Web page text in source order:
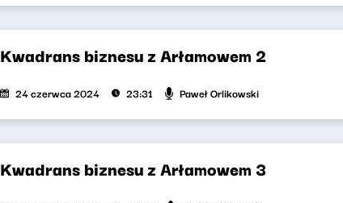
Kwadrans biznesu z Arłamowem 2
24 czerwca 2024 23:31 Paweł Orlikowski
Kwadrans biznesu z Arłamowem 3